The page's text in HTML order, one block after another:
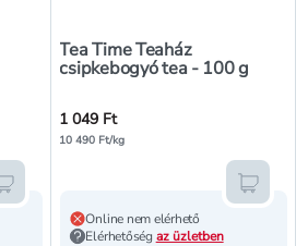
Kosárba teszem
Tea Time Teaház
csipkebogyó tea - 100 g
1 049 Ft
10 490 Ft/kg
Online nem elérhető
Elérhetőség az üzletben